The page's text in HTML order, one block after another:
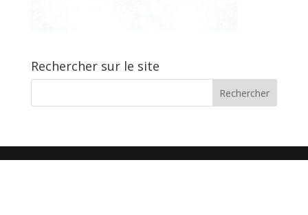
Rechercher sur le site